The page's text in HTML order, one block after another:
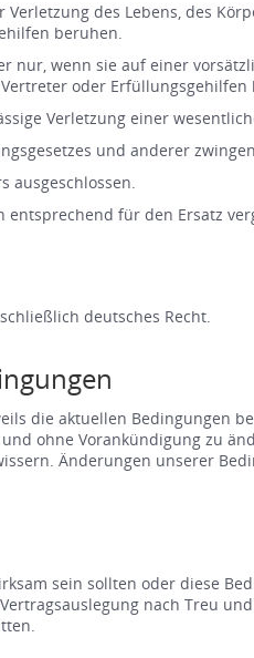
des Lebens, des
beruhen.
nur, wenn sie auf einer
oder Erfüllungsgehilfen
Verletzung einer
und anderer
ausgeschlossen.
entsprechend für den Ersatz
deutsches Recht.
die aktuellen Bedingungen
ohne Vorankündigung zu
Änderungen unserer
sein sollten oder diese
nach Treu